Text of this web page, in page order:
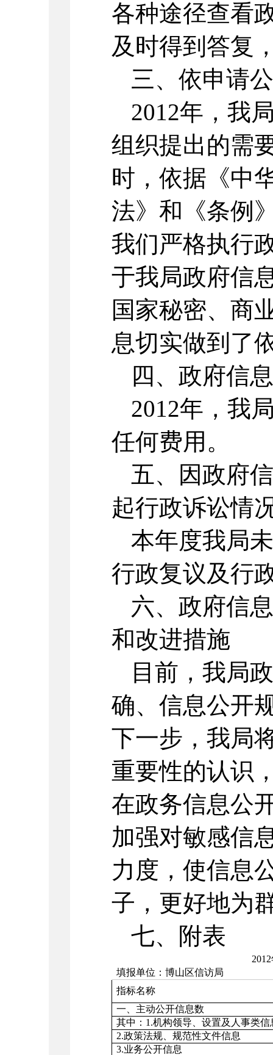
各种途径查看
及时得到答复
三、依申请
2012年，我
组织提出的需
时，依据《中
法》和《条例
我们严格执行
于我局政府信
国家秘密、商
息切实做到了
四、政府信
2012年，我
任何费用。
五、因政府
起行政诉讼情
本年度我局
行政复议及行
六、政府信
和改进措施
目前，我局
确、信息公开
下一步，我局
重要性的认识
在政务信息公
加强对敏感信
力度，使信息
子，更好地为
七、附表
填报单位：博山区信访局
指标名称
一、主动公开信息数
其中：1.机构领导、设置及人事类信
2.政策法规、规范性文件信息
3.业务公开信息